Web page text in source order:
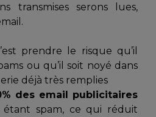
transmises serons lues,
prendre le risque qu’il
ou qu’il soit noyé dans
déjà très remplies
des email publicitaires
spam, ce qui réduit